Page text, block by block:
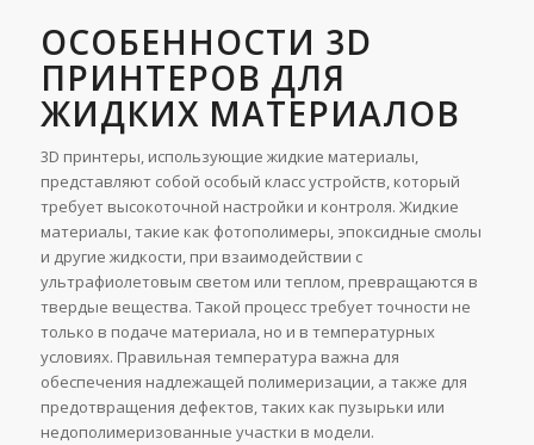
ОСОБЕННОСТИ 3D
ПРИНТЕРОВ ДЛЯ
ЖИДКИХ МАТЕРИАЛОВ
3D принтеры, использующие жидкие материалы,
представляют собой особый класс устройств, который
требует высокоточной настройки и контроля. Жидкие
материалы, такие как фотополимеры, эпоксидные смолы
и другие жидкости, при взаимодействии с
ультрафиолетовым светом или теплом, превращаются в
твердые вещества. Такой процесс требует точности не
только в подаче материала, но и в температурных
условиях. Правильная температура важна для
обеспечения надлежащей полимеризации, а также для
предотвращения дефектов, таких как пузырьки или
недополимеризованные участки в модели.